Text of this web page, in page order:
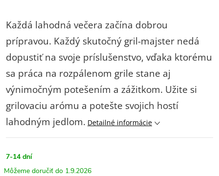
Každá lahodná večera začína dobrou
prípravou. Každý skutočný gril-majster nedá
dopustiť na svoje príslušenstvo, vďaka ktorému
sa práca na rozpálenom grile stane aj
výnimočným potešením a zážitkom. Užite si
grilovaciu arómu a potešte svojich hostí
lahodným jedlom. Detailné informácie
7-14 dní
1.9.2026